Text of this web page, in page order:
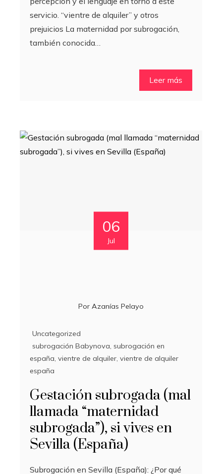
servicio. “vientre de alquiler” y otros
prejuicios La maternidad por subrogación,
también conocida…
Leer más
06
Jul
Por Azanías Pelayo
Uncategorized
subrogación Babynova, subrogación en
españa, vientre de alquiler, vientre de alquiler
españa
Gestación subrogada (mal
llamada “maternidad
subrogada”), si vives en
Sevilla (España)
Subrogación en Sevilla (España): ¿Por qué